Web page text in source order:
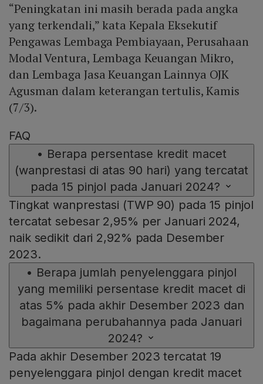
“Peningkatan ini masih berada pada angka
yang terkendali,” kata Kepala Eksekutif
Pengawas Lembaga Pembiayaan, Perusahaan
Modal Ventura, Lembaga Keuangan Mikro,
dan Lembaga Jasa Keuangan Lainnya OJK
Agusman dalam keterangan tertulis, Kamis
(7/3).
FAQ
• Berapa persentase kredit macet
(wanprestasi di atas 90 hari) yang tercatat
pada 15 pinjol pada Januari 2024?
Tingkat wanprestasi (TWP 90) pada 15 pinjol
tercatat sebesar 2,95% per Januari 2024,
naik sedikit dari 2,92% pada Desember
2023.
• Berapa jumlah penyelenggara pinjol
yang memiliki persentase kredit macet di
atas 5% pada akhir Desember 2023 dan
bagaimana perubahannya pada Januari
2024?
Pada akhir Desember 2023 tercatat 19
penyelenggara pinjol dengan kredit macet